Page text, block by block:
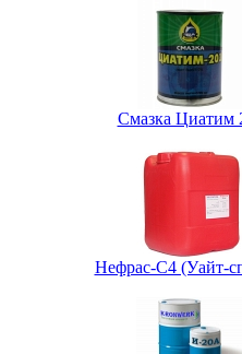
Смазка Циатим
Нефрас-С4 (Уайт-